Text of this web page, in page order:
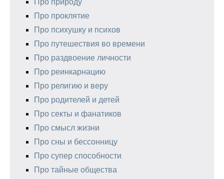
Про природу
Про проклятие
Про психушку и психов
Про путешествия во времени
Про раздвоение личности
Про реинкарнацию
Про религию и веру
Про родителей и детей
Про секты и фанатиков
Про смысл жизни
Про сны и бессонницу
Про супер способности
Про тайные общества